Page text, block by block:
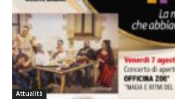
Attualità